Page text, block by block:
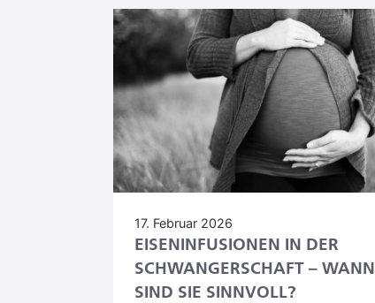
17. Februar 2026
EISENINFUSIONEN IN DER
SCHWANGERSCHAFT – WANN
SIND SIE SINNVOLL?